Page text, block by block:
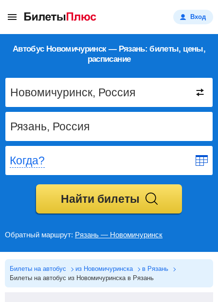
Вход
Автобус Новомичуринск — Рязань: билеты, цены,
расписание
Когда?
Найти билеты
Обратный маршрут: Рязань — Новомичуринск
Билеты на автобус из Новомичуринска
в Рязань
Билеты на автобус из Новомичуринска в Рязань